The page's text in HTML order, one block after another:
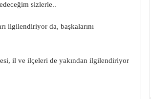
sizlerle..
ilgilendiriyor da, başkalarını
il ve ilçeleri de yakından ilgilendiriyor